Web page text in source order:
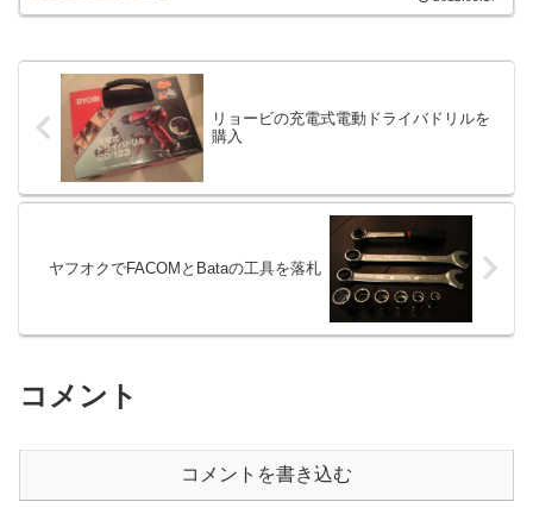
リョービの充電式電動ドライバドリルを
購入
ヤフオクでFACOMとBataの工具を落札
コメント
コメントを書き込む